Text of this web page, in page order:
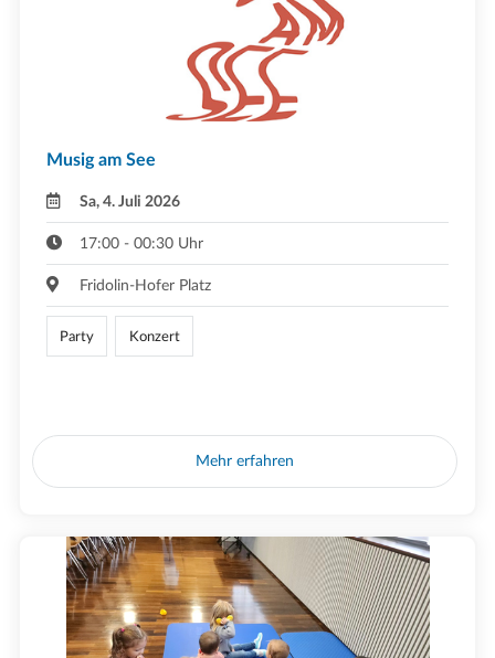
Musig am See
Sa, 4. Juli 2026
17:00 - 00:30 Uhr
Fridolin-Hofer Platz
Party Konzert
Mehr erfahren